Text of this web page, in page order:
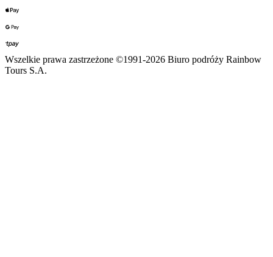
Wszelkie prawa zastrzeżone ©1991-2026 Biuro podróży Rainbow
Tours S.A.